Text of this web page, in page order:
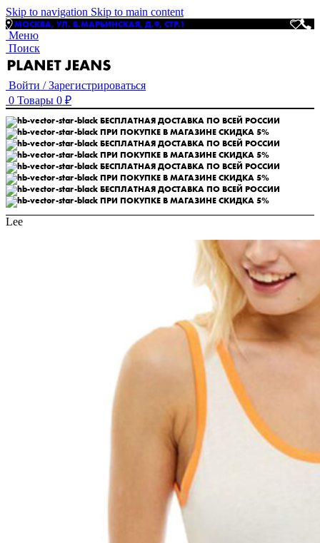
Skip to navigation Skip to main content
МОСКВА, УЛ. Б.МАРЬИНСКАЯ, Д.9, СТР.1
Меню
Поиск
Войти / Зарегистрироваться
0 Товары 0 ₽
БЕСПЛАТНАЯ ДОСТАВКА ПО ВСЕЙ РОССИИ
ПРИ ПОКУПКЕ В МАГАЗИНЕ СКИДКА 5%
БЕСПЛАТНАЯ ДОСТАВКА ПО ВСЕЙ РОССИИ
ПРИ ПОКУПКЕ В МАГАЗИНЕ СКИДКА 5%
БЕСПЛАТНАЯ ДОСТАВКА ПО ВСЕЙ РОССИИ
ПРИ ПОКУПКЕ В МАГАЗИНЕ СКИДКА 5%
БЕСПЛАТНАЯ ДОСТАВКА ПО ВСЕЙ РОССИИ
ПРИ ПОКУПКЕ В МАГАЗИНЕ СКИДКА 5%
Lee